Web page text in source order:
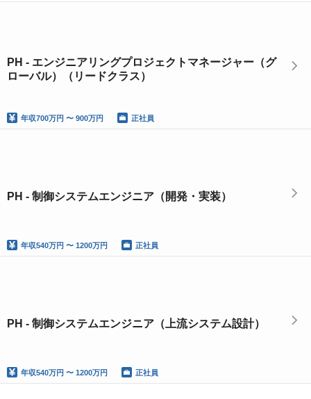
PH - エンジニアリングプロジェクトマネージャー（グ
ローバル）（リードクラス）
年収700万円 〜 900万円 正社員
PH - 制御システムエンジニア（開発・実装）
年収540万円 〜 1200万円 正社員
PH - 制御システムエンジニア（上流システム設計）
年収540万円 〜 1200万円 正社員